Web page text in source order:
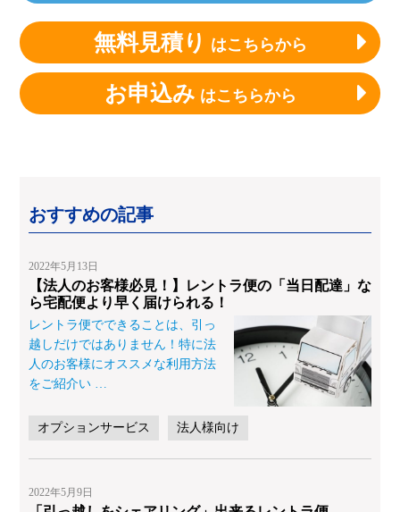
無料見積り はこちらから
お申込み はこちらから
おすすめの記事
2022年5月13日
【法人のお客様必見！】レントラ便の「当日配達」な
ら宅配便より早く届けられる！
レントラ便でできることは、引っ
越しだけではありません！特に法
人のお客様にオススメな利用方法
をご紹介い
オプションサービス 法人様向け
2022年5月9日